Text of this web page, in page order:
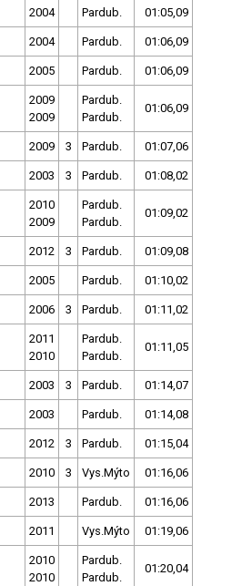
2004 Pardub. 01:05,09
2004 Pardub. 01:06,09
2005 Pardub. 01:06,09
2009
2009
Pardub.
Pardub.
01:06,09
2009 3 Pardub. 01:07,06
2003 3 Pardub. 01:08,02
2010
2009
Pardub.
Pardub.
01:09,02
2012 3 Pardub. 01:09,08
2005 Pardub. 01:10,02
2006 3 Pardub. 01:11,02
2011
2010
Pardub.
Pardub.
01:11,05
2003 3 Pardub. 01:14,07
2003 Pardub. 01:14,08
2012 3 Pardub. 01:15,04
2010 3 Vys.Mýto 01:16,06
2013 Pardub. 01:16,06
2011 Vys.Mýto 01:19,06
2010
2010
Pardub.
Pardub.
01:20,04